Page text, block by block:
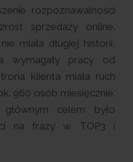
rozpoznawalności
sprzedaży online.
miała długiej historii,
wymagały pracy od
klienta miała ruch
960 osób miesięcznie.
celem było
na frazy w TOP3 i